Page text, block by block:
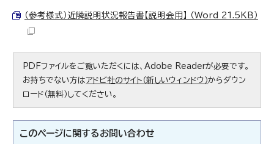
（参考様式）近隣説明状況報告書【説明会用】 （Word 21.5KB）
PDFファイルをご覧いただくには、Adobe Readerが必要です。
お持ちでない方は アドビ社のサイト（新しいウィンドウ）からダウン
ロード（無料）してください。
このページに関する お問い合わせ